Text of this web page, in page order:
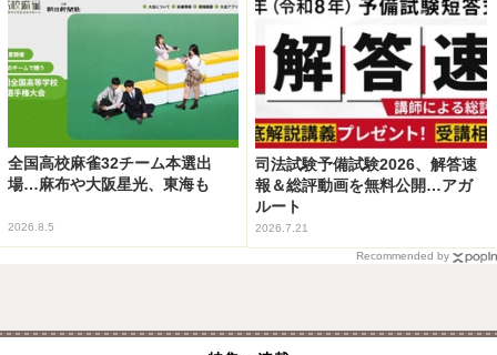
全国高校麻雀32チーム本選出
場…麻布や大阪星光、東海も
2026.8.5
司法試験予備試験2026、解答速
報＆総評動画を無料公開…アガ
ルート
2026.7.21
Recommended by